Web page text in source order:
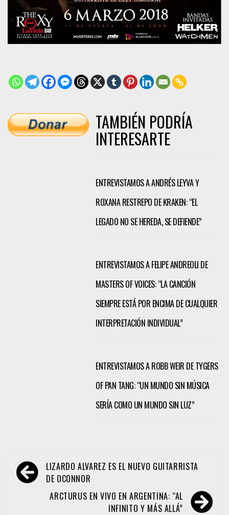
TAMBIÉN PODRÍA
INTERESARTE
ENTREVISTAMOS A ANDRÉS LEYVA Y
ROXANA RESTREPO DE KRAKEN: “EL
LEGADO NO SE HEREDA, SE DEFIENDE”
ENTREVISTAMOS A FELIPE ANDREOLI DE
MASTERS OF VOICES: “LA CANCIÓN
SIEMPRE ESTÁ POR ENCIMA DE CUALQUIER
INTERPRETACIÓN INDIVIDUAL”
ENTREVISTAMOS A ROBB WEIR DE TYGERS
OF PAN TANG: “UN MUNDO SIN MÚSICA
SERÍA COMO UN MUNDO SIN LUZ”
Navegación
de
entradas
LIZARDO ALVAREZ ES EL NUEVO GUITARRISTA
DE OCONNOR
ARCTURUS EN VIVO EN ARGENTINA: “AL
INFINITO Y MÁS ALLÁ”